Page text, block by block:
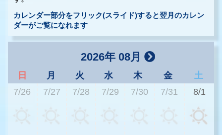
カレンダー部分をフリック(スライド)すると翌月のカレン
ダーがご覧になれます
2026年 08月
日 月 火 水 木 金
土
7/26
7/27 7/28 7/29 7/30 7/31 8/1